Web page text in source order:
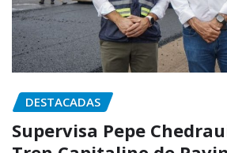
DESTACADAS
Supervisa Pepe